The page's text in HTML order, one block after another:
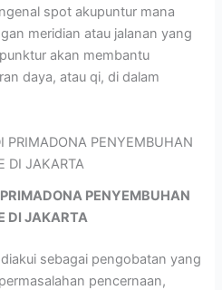
spot akupuntur mana
meridian atau jalanan yang
akan membantu
daya, atau qi, di dalam
PENYEMBUHAN
DI JAKARTA
sebagai pengobatan yang
pencernaan,